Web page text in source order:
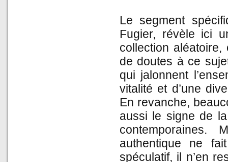
Le segment
Fugier, révèle ici
collection
de doutes à ce
qui jalonnent
vitalité et d’une
En revanche,
aussi le signe de
contemporaines.
authentique ne
spéculatif, il n’en